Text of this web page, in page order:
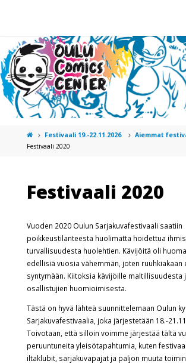
Festivaali 19.-22.11.2026
Aiemmat
Festivaali 2020
Festivaali 2020
Vuoden 2020 Oulun Sarjakuvafestivaali saatiin
poikkeustilanteesta huolimatta hoidettua
turvallisuudesta huolehtien. Kävijöitä oli
edellisiä vuosia vähemmän, joten ruuhkiakaan
syntymään. Kiitoksia kävijöille maltillisuudesta
osallistujien huomioimisesta.
Tästä on hyvä lähteä suunnittelemaan Oulun
Sarjakuvafestivaalia, joka järjestetään 18.-
Toivotaan, että silloin voimme järjestää tältä
peruuntuneita yleisötapahtumia, kuten
iltaklubit, sarjakuvapajat ja paljon muuta